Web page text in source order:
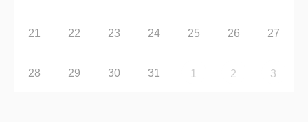
21 22 23 24 25 26 27
28 29 30 31 1 2 3